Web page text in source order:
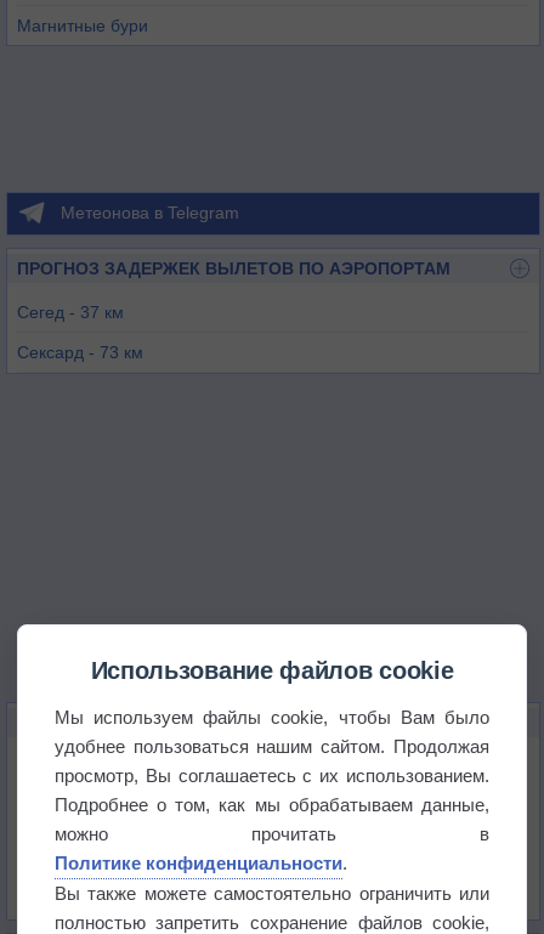
Магнитные бури
Метеонова в Telegram
ПРОГНОЗ ЗАДЕРЖЕК ВЫЛЕТОВ ПО АЭРОПОРТАМ
Сегед - 37 км
Сексард - 73 км
КАРТЫ ПОГОДЫ В СУБОТИЦЕ
Температура
Давление
Осадки
Облачность
Список всех карт
Использование файлов cookie
Мы используем файлы cookie, чтобы Вам было
удобнее пользоваться нашим сайтом. Продолжая
просмотр, Вы соглашаетесь с их использованием.
Подробнее о том, как мы обрабатываем данные,
можно прочитать в
Политике конфиденциальности.
Вы также можете самостоятельно ограничить или
полностью запретить сохранение файлов cookie,